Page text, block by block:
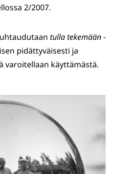
2/2007.
tullatekemään-
pidättyväisesti ja
varoitellaan käyttämästä.